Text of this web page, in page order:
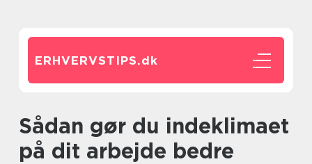
ERHVERVSTIPS.dk
Sådan gør du indeklimaet
på dit arbejde bedre